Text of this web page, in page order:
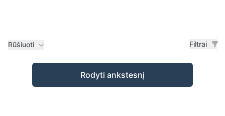
Rūšiuoti Filtrai
Prekės
Rodyti ankstesnį